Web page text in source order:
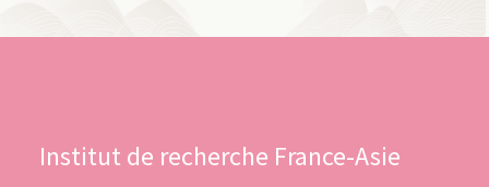
Institut de recherche France-Asie